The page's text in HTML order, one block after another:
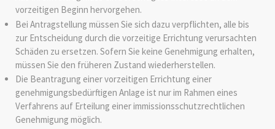
vorzeitigen Beginn hervorgehen.
Bei Antragstellung müssen Sie sich dazu verpflichten, alle bis
zur Entscheidung durch die vorzeitige Errichtung verursachten
Schäden zu ersetzen. Sofern Sie keine Genehmigung erhalten,
müssen Sie den früheren Zustand wiederherstellen.
Die Beantragung einer vorzeitigen Errichtung einer
genehmigungsbedürftigen Anlage ist nur im Rahmen eines
Verfahrens auf Erteilung einer immissionsschutzrechtlichen
Genehmigung möglich.